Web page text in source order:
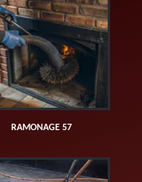
RAMONAGE 57